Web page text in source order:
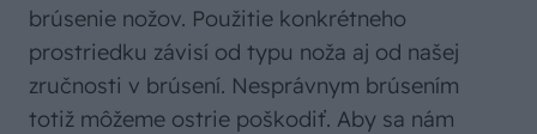
brúsenie nožov. Použitie konkrétneho
prostriedku závisí od typu noža aj od našej
zručnosti v brúsení. Nesprávnym brúsením
totiž môžeme ostrie poškodiť. Aby sa nám